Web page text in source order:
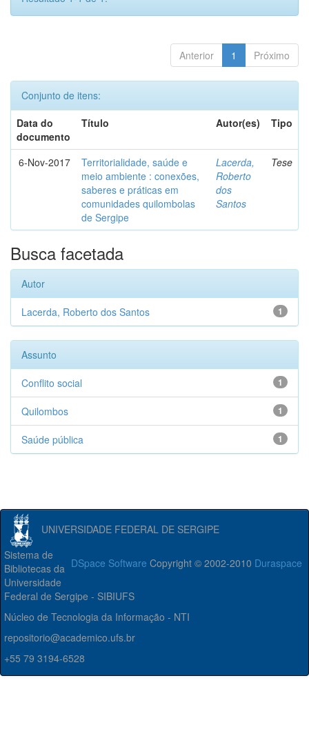
Anterior 1 Próximo
Conjunto de itens:
Data do
documento
Título Autor(es) Tipo
6-Nov-2017
Territorialidade, saúde e
meio ambiente : conexões,
saberes e práticas em
comunidades quilombolas
de Sergipe
Lacerda,
Roberto
dos
Santos
Tese
Busca facetada
Autor
1
Lacerda, Roberto dos Santos
Assunto
1
Conflito social
1
Quilombos
1
Saúde pública
UNIVERSIDADE FEDERAL DE SERGIPE
DSpace Software Copyright © 2002-2010 Duraspace
Sistema de
Bibliotecas da
Universidade
Federal de Sergipe - SIBIUFS
Núcleo de Tecnologia da Informação - NTI
repositorio@academico.ufs.br
+55 79 3194-6528